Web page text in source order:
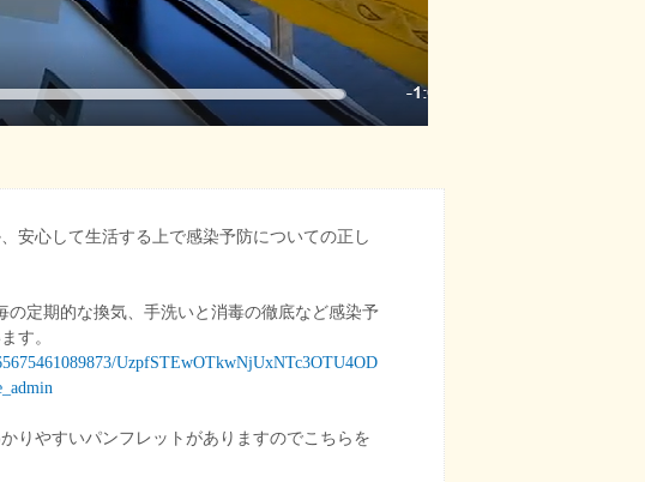
安心して生活する上で感染予防についての正し
定期的な換気、手洗いと消毒の徹底など感染予
す。
UzpfSTEwOTkwNjUxNTc3OTU4OD
りやすいパンフレットがありますのでこちらを